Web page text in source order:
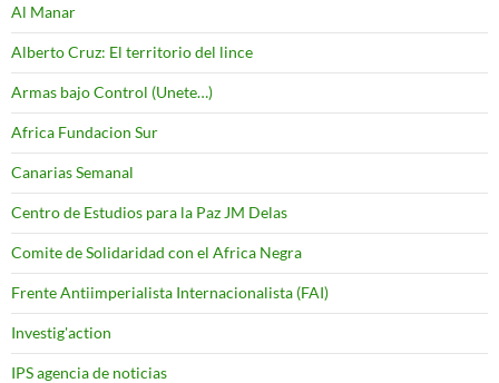
Al Manar
Alberto Cruz: El territorio del lince
Armas bajo Control (Unete…)
Africa Fundacion Sur
Canarias Semanal
Centro de Estudios para la Paz JM Delas
Comite de Solidaridad con el Africa Negra
Frente Antiimperialista Internacionalista (FAI)
Investig'action
IPS agencia de noticias